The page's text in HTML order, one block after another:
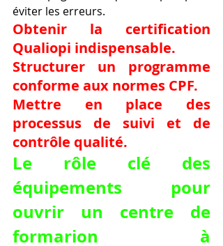
éviter les erreurs.
Obtenir la certification
Qualiopi indispensable.
Structurer un programme
conforme aux normes CPF.
Mettre en place des
processus de suivi et de
contrôle qualité.
Le rôle clé des
équipements pour
ouvrir un centre de
formarion à